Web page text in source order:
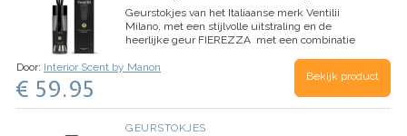
Geurstokjes van het Italiaanse merk Ventilii
Milano, met een stijlvolle uitstraling en de
heerlijke geur FIEREZZA met een combinatie
kruidige tonen van peper, kardemom en
labdanumhars. Op houtachtige hints van
Topnoten: zoete
sinaasappel, artemisia, groene tonenHartnoten:
labdanum, zwarte peper, kardemom
Door: Interior Scent by Manon
€ 59.95 Bekijk product
GEURSTOKJES